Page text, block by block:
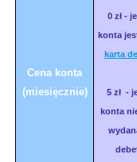
Cena konta
(miesięcznie)
0 zł -
konta
karta
5 zł -
konta